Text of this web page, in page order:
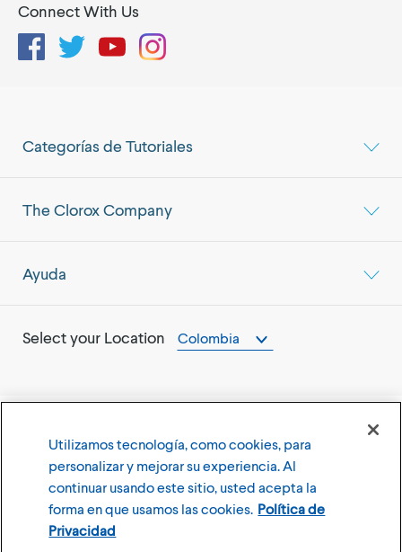
Categorías de Tutoriales
The Clorox Company
Ayuda
Select your Location Colombia
Connect With Us
FacebookTwitterYouTubeInstagram
Terms of Use Privacy Policy
Configuración de cookies
Utilizamos tecnología, como cookies, para
personalizar y mejorar su experiencia. Al
continuar usando este sitio, usted acepta la
forma en que usamos las cookies. Política de
Privacidad